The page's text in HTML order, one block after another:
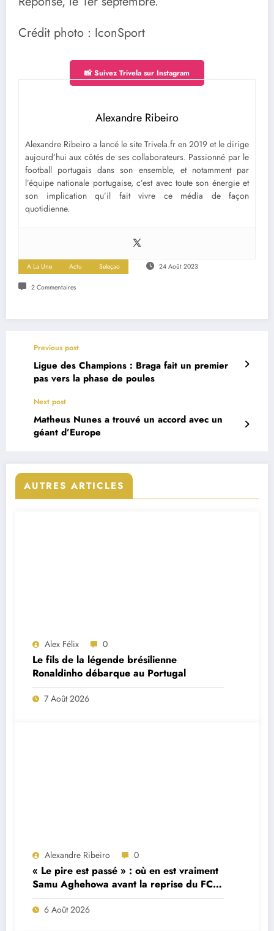
Crédit photo : IconSport
📸 Suivez Trivela sur Instagram
Alexandre Ribeiro
Alexandre Ribeiro a lancé le site Trivela.fr en 2019 et le dirige
aujourd’hui aux côtés de ses collaborateurs. Passionné par le
football portugais dans son ensemble, et notamment par
l’équipe nationale portugaise, c’est avec toute son énergie et
son implication qu’il fait vivre ce média de façon
quotidienne.
A La Une Actu Seleçao 24 Août 2023
2 Commentaires
Previous post
Ligue des Champions : Braga fait un premier
pas vers la phase de poules
Next post
Matheus Nunes a trouvé un accord avec un
géant d’Europe
AUTRES ARTICLES
Alex Félix 0
Le fils de la légende brésilienne
Ronaldinho débarque au Portugal
7 Août 2026
Alexandre Ribeiro 0
« Le pire est passé » : où en est vraiment
Samu Aghehowa avant la reprise du FC
Porto ?
6 Août 2026